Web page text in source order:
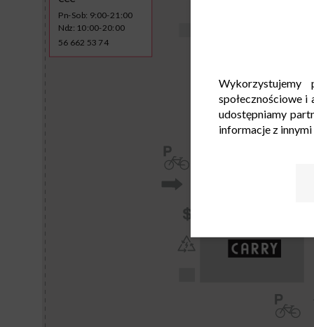
Pn-Sob: 9:00-21:00
Ndz: 10:00-20:00
56 662 53 74
społecznościowe
udostępniamy
informacje z